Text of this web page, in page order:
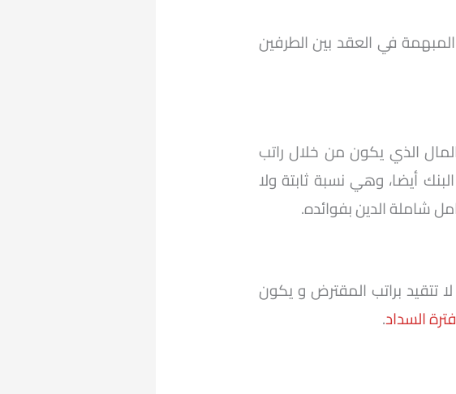
في العقد بين الطرفين
الذي يكون من خلال راتب
أيضا، وهي نسبة ثابتة ولا
شاملة الدين بفوائده.
تتقيد براتب المقترض و يكون
فترة السداد.